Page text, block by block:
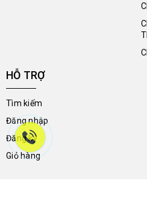
HỖ TRỢ
Tìm kiếm
Đăng nhập
Đăng ký
Giỏ hàng